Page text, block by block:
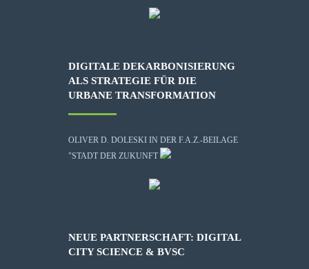
DIGITALE DEKARBONISIERUNG
ALS STRATEGIE FÜR DIE
URBANE TRANSFORMATION
OLIVER D. DOLESKI IN DER F.A.Z.-BEILAGE
"STADT DER ZUKUNFT
NEUE PARTNERSCHAFT: DIGITAL
CITY SCIENCE & BVSC